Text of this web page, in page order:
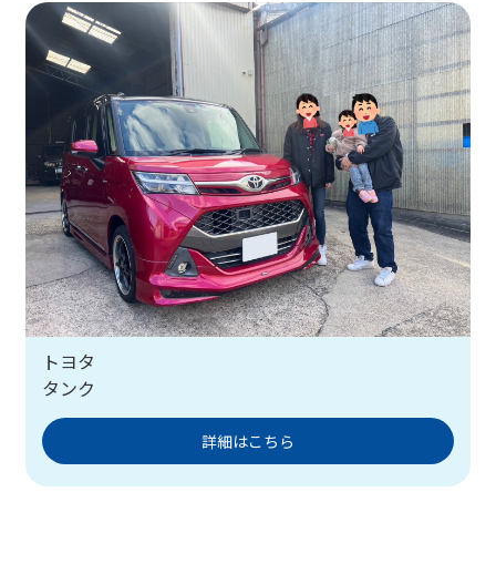
トヨタ
タンク
詳細はこちら